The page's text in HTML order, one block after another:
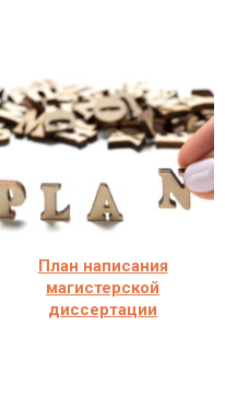
План написания
магистерской
диссертации